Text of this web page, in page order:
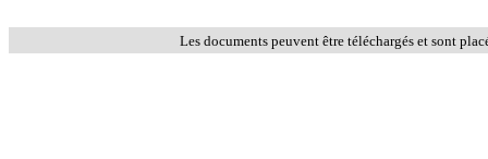
Les documents peuvent être téléchargés et sont